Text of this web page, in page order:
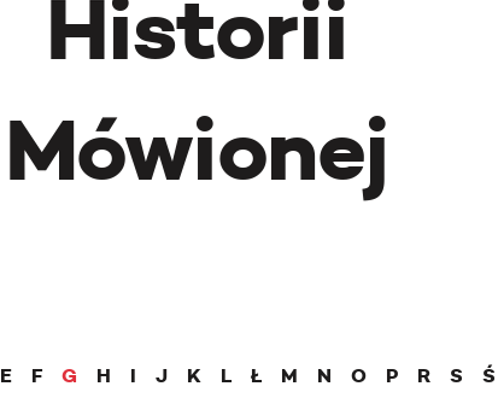
Historii
Mówionej
E F G H I J K L Ł M N O P R S Ś